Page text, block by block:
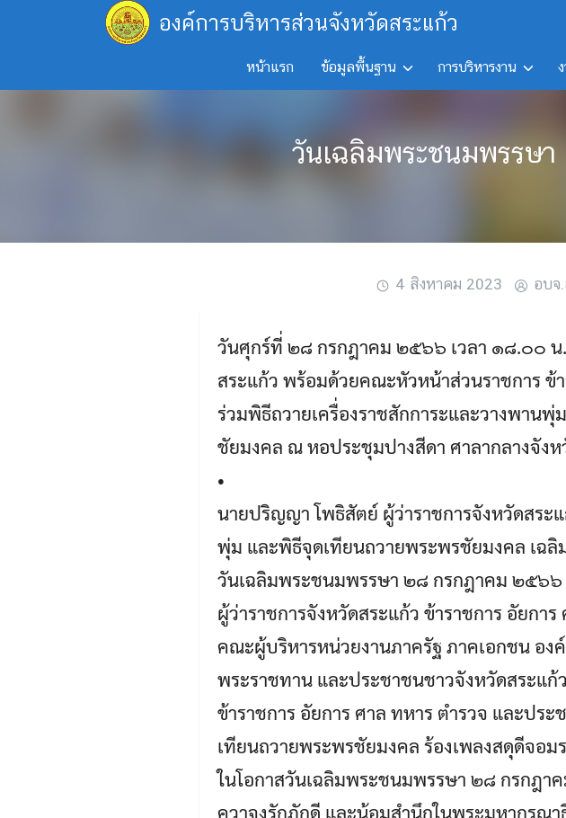
องค์การบริหารส่วนจังหวัดสระแก้ว
หน้าแรก ข้อมูลพื้นฐาน การบริหารงาน
วันเฉลิมพระชนมพรรษ
4 สิงหาคม 2023 อบจ
วันศุกร์ที่ ๒๘ กรกฎาคม ๒๕๖๖ เวลา ๑๘.๐๐ น
สระแก้ว พร้อมด้วยคณะหัวหน้าส่วนราชการ ข้
ร่วมพิธีถวายเครื่องราชสักการะและวางพาน
ชัยมงคล ณ หอประชุมปางสีดา ศาลากลางจังห
•
นายปริญญา โพธิสัตย์ ผู้ว่าราชการจังหวัดสระ
พุ่ม และพิธีจุดเทียนถวายพระพรชัยมงคล เฉลิ
วันเฉลิมพระชนมพรรษา ๒๘ กรกฎาคม ๒๕๖๖
ผู้ว่าราชการจังหวัดสระแก้ว ข้าราชการ อัยกา
คณะผู้บริหารหน่วยงานภาครัฐ ภาคเอกชน อ
พระราชทาน และประชาชนชาวจังหวัดสระแก้
ข้าราชการ อัยการ ศาล ทหาร ตำรวจ และปร
เทียนถวายพระพรชัยมงคล ร้องเพลงสดุดีจอม
ในโอกาสวันเฉลิมพระชนมพรรษา ๒๘ กรกฎา
ควาจงรักภักดี และน้อมสำนึกในพระมหากรุณ